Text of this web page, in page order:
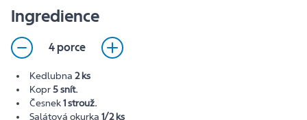
Ingredience
4 porce
Kedlubna 2 ks
Kopr5 snít.
Česnek1 strouž.
Salátová okurka 1/2 ks